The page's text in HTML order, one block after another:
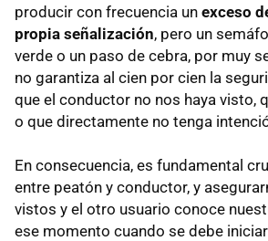
producir con frecuencia un exceso
propia señalización, pero un
verde o un paso de cebra, por muy
no garantiza al cien por cien la
que el conductor no nos haya visto,
o que directamente no tenga
En consecuencia, es fundamental
entre peatón y conductor, y
vistos y el otro usuario conoce
ese momento cuando se debe